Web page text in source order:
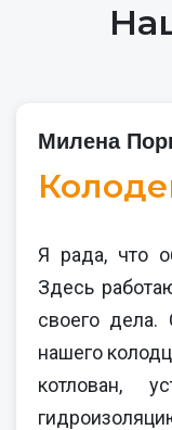
Милена
Я рада, что
Здесь
своего
нашего
котлован,